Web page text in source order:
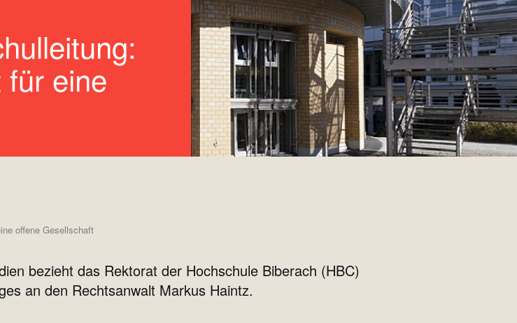
eine
offene Gesellschaft
bezieht das Rektorat der Hochschule Biberach (HBC)
an den Rechtsanwalt Markus Haintz.